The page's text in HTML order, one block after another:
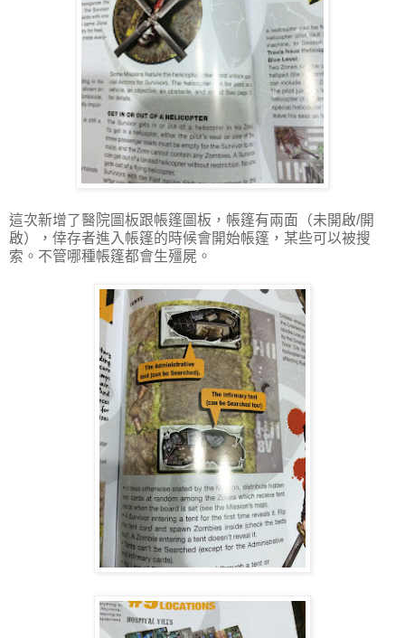
這次新增了醫院圖板跟帳篷圖板，帳篷有兩面（未開啟/開
啟），倖存者進入帳篷的時候會開始帳篷，某些可以被搜
索。不管哪種帳篷都會生殭屍。